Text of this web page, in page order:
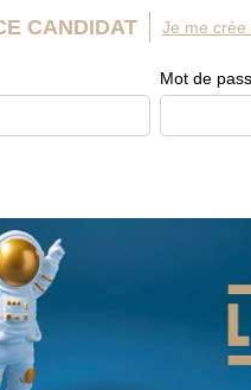
CANDIDAT
Mot de
Je me crée